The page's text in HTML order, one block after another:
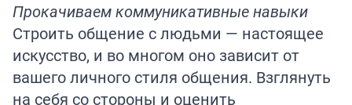
Прокачиваем коммуникативные навыки
Строить общение с людьми — настоящее
искусство, и во многом оно зависит от
вашего личного стиля общения. Взглянуть
на себя со стороны и оценить